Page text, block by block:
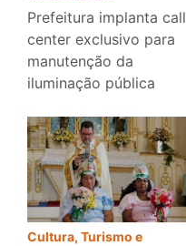
Prefeitura implanta call
center exclusivo para
manutenção da
iluminação pública
Cultura, Turismo e